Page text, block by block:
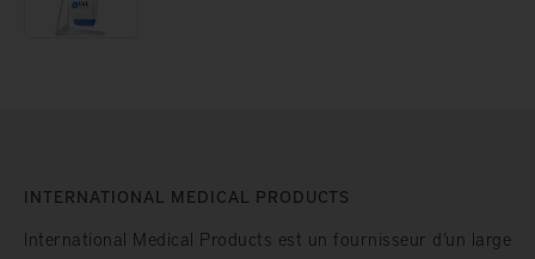
INTERNATIONAL MEDICAL PRODUCTS
International Medical Products est un fournisseur d’un large